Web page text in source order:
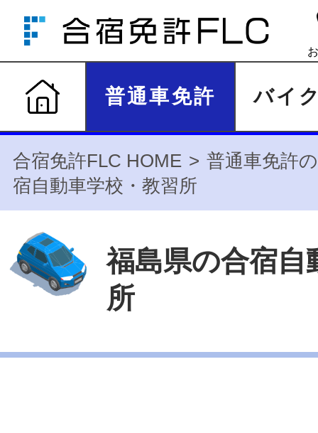
普通車免許 バイ
合宿免許FLC HOME
普通車免許
宿自動車学校・教習所
福島県の合宿自
所